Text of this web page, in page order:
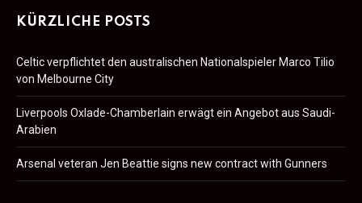
KÜRZLICHE POSTS
Celtic verpflichtet den australischen Nationalspieler Marco Tilio
von Melbourne City
Liverpools Oxlade-Chamberlain erwägt ein Angebot aus Saudi-
Arabien
Arsenal veteran Jen Beattie signs new contract with Gunners